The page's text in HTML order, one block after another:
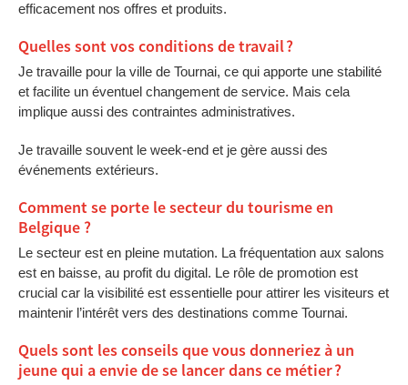
efficacement nos offres et produits.
Quelles sont vos conditions de travail ?
Je travaille pour la ville de Tournai, ce qui apporte une stabilité
et facilite un éventuel changement de service. Mais cela
implique aussi des contraintes administratives.
Je travaille souvent le week-end et je gère aussi des
événements extérieurs.
Comment se porte le secteur du tourisme en
Belgique ?
Le secteur est en pleine mutation. La fréquentation aux salons
est en baisse, au profit du digital. Le rôle de promotion est
crucial car la visibilité est essentielle pour attirer les visiteurs et
maintenir l’intérêt vers des destinations comme Tournai.
Quels sont les conseils que vous donneriez à un
jeune qui a envie de se lancer dans ce métier ?